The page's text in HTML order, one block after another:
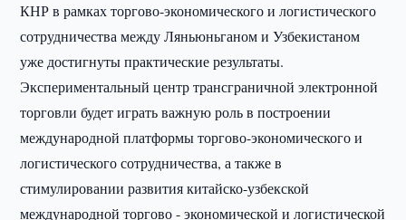
КНР в рамках торгово-экономического и логистического
сотрудничества между Ляньюньганом и Узбекистаном
уже достигнуты практические результаты.
Экспериментальный центр трансграничной электронной
торговли будет играть важную роль в построении
международной платформы торгово-экономического и
логистического сотрудничества, а также в
стимулировании развития китайско-узбекской
международной торгово - экономической и логистической